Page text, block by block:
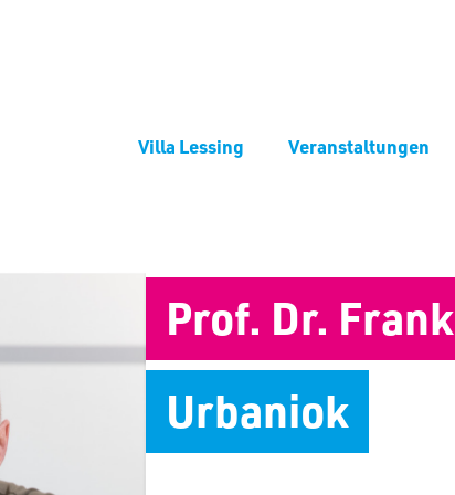
Villa Lessing Veranstaltungen
Prof. Dr. Frank
Urbaniok